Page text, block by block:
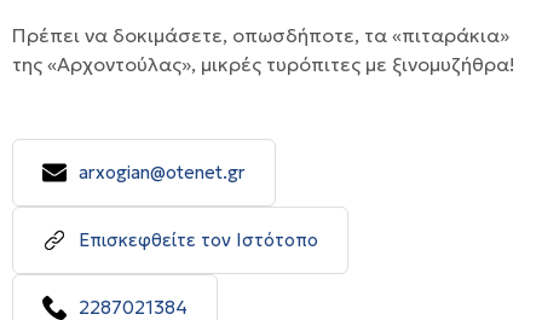
Πρέπει να δοκιμάσετε, οπωσδήποτε, τα «πιταράκια»
της «Αρχοντούλας», μικρές τυρόπιτες με ξινομυζήθρα!
arxogian@otenet.gr
Επισκεφθείτε τον Ιστότοπο
2287021384